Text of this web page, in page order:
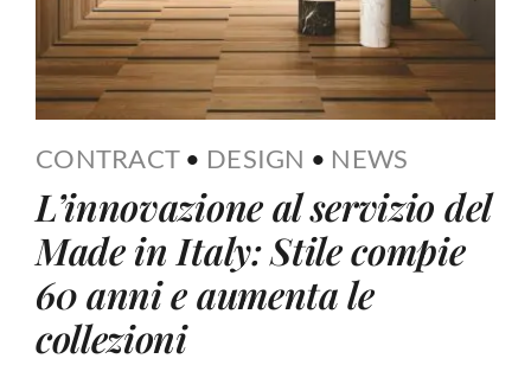
CONTRACT • DESIGN • NEWS
L’innovazione al servizio del
Made in Italy: Stile compie
60 anni e aumenta le
collezioni